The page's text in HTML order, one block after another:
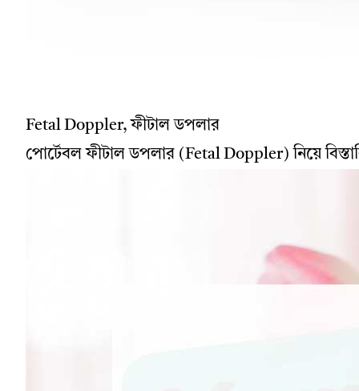
Fetal Doppler, ফীটাল ডপলার
পোর্টেবল ফীটাল ডপলার (Fetal Doppler) নিয়ে